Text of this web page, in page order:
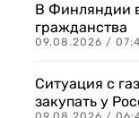
В Финляндии
гражданства
09.08.2026 /
Ситуация с
закупать у